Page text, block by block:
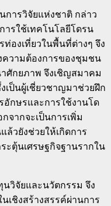
การวิจัยแห่งชาติ กล่าว
ารใช้เทคโนโลยีโดรน
องเที่ยวในพื้นที่ต่างๆ จึง
ความต้องการของชุมชน
ศักยภาพ จึงเชิญสมาคม
เป็นผู้เชี่ยวชาญมาช่วยฝึก
กษรและการใช้งานโด
จากจะเป็นการเพิ่ม
วยังช่วยให้เกิดการ
ะตุ้นเศรษฐกิจฐานรากใน
วิจัยและนวัตกรรม จึง
เชิงสร้างสรรค์ผ่านการ